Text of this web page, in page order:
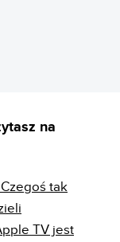
na
tak
TV jest